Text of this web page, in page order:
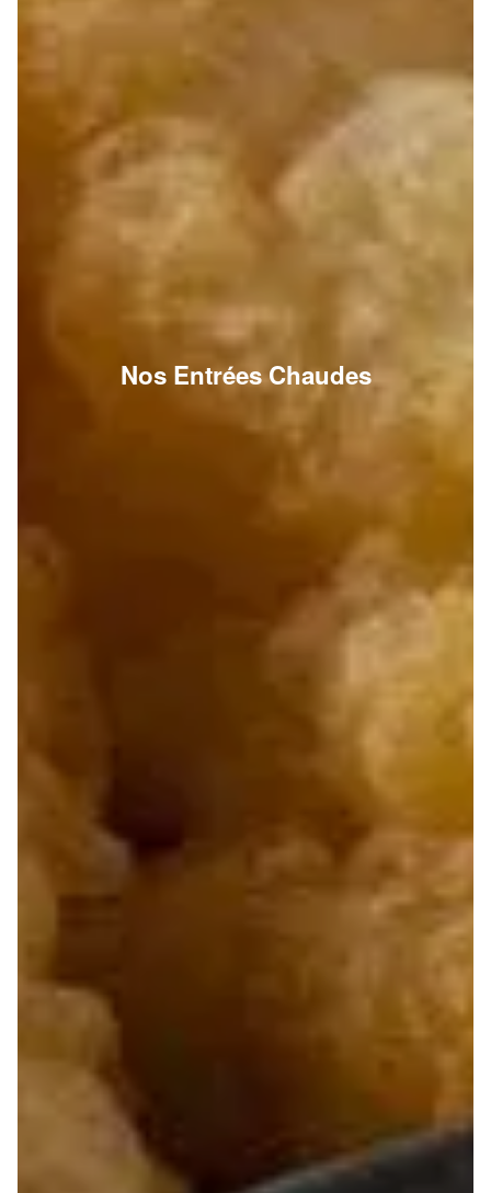
Nos Entrées Chaudes